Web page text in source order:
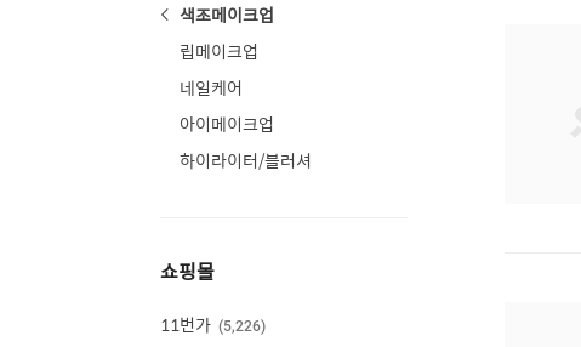
색조메이크업
립메이크업
네일케어
아이메이크업
하이라이터/블러셔
쇼핑몰
11번가 5,226